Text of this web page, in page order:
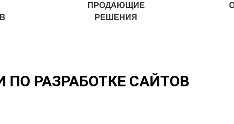
ПРОДАЮЩИЕ
РЕШЕНИЯ
ПО РАЗРАБОТКЕ САЙТОВ